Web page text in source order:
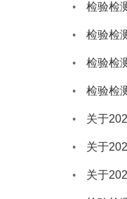
检验检
检验检
检验检
检验检
关于
关于
关于